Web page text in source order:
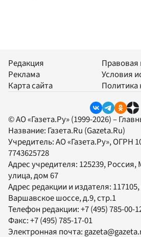
Редакция
Реклама
Карта сайта
Условия
Политика
© АО «Газета.Ру» (1999-2026) –
Название: Газета.Ru (Gazeta.Ru)
Учредитель:АО «Газета.Ру», ОГРН
7743625728
Адрес учредителя: 125239,
улица, дом 67
Адрес редакции и издателя: 117105,
Варшавское шоссе, д.9, стр.1
Телефон редакции:+7 (495) 785-00-
Факс:+7 (495) 785-17-01
Электронная почта: